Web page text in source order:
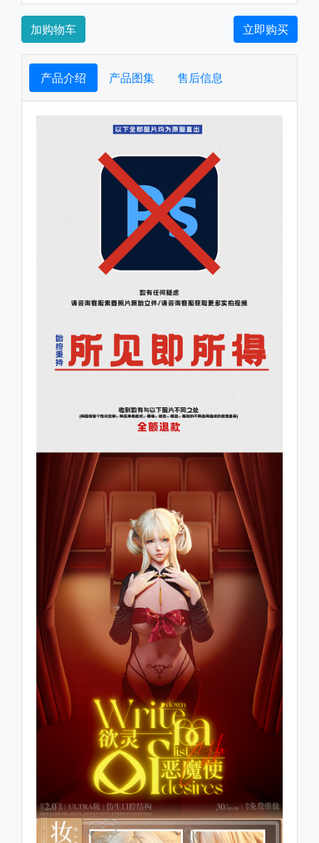
加购物车 立即购买
产品介绍 产品图集 售后信息